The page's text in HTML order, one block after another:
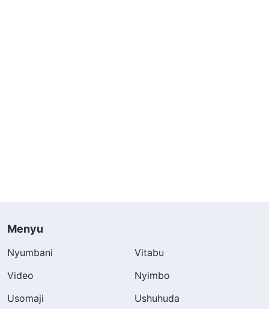
Menyu
Nyumbani
Vitabu
Video
Nyimbo
Usomaji
Ushuhuda